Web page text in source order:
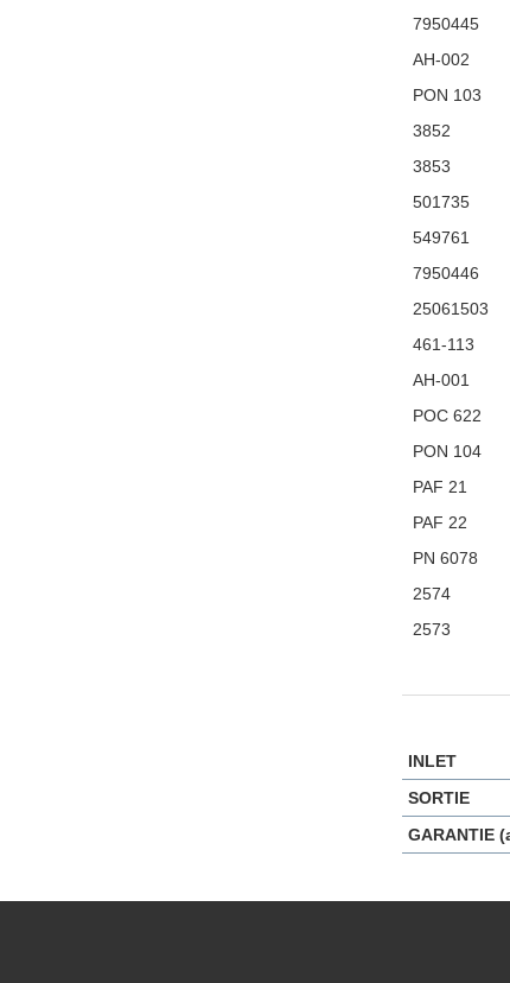
7950445
AH-002
PON 103
3852
3853
501735
549761
7950446
25061503
461-113
AH-001
POC 622
PON 104
PAF 21
PAF 22
PN 6078
2574
2573
INLET
SORTIE
GARANTIE